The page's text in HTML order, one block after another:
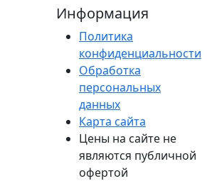
Информация
Политика
конфиденциальности
Обработка
персональных
данных
Карта сайта
Цены на сайте не
являются публичной
офертой